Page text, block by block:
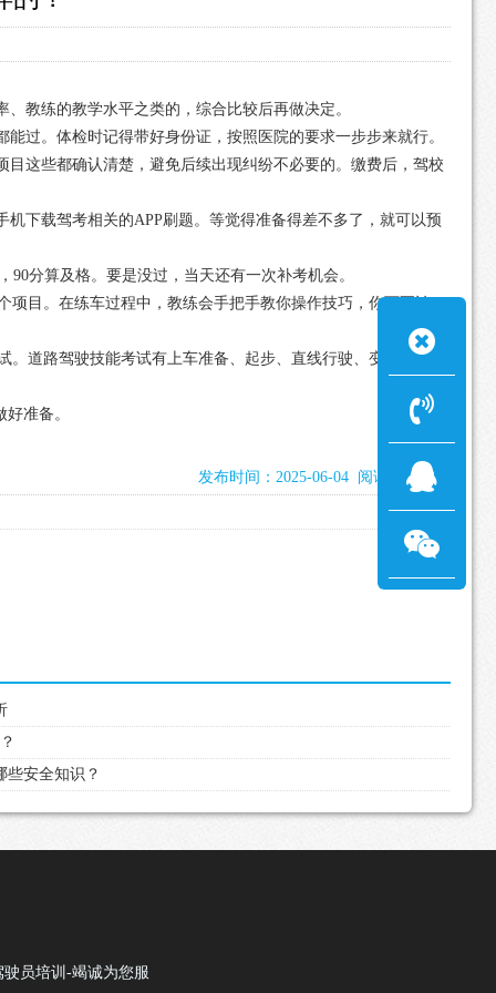
教练的教学水平之类的，综合比较后再做决定。
过。体检时记得带好身份证，按照医院的要求一步步来就行。
这些都确认清楚，避免后续出现纠纷不必要的。缴费后，驾校
下载驾考相关的APP刷题。等觉得准备得差不多了，就可以预
分算及格。要是没过，当天还有一次补考机会。
目。在练车过程中，教练会手把手教你操作技巧，你可要认
道路驾驶技能考试有上车准备、起步、直线行驶、变更车
准备。
发布时间：2025-06-04 阅读：1250次
些安全知识？
员培训-竭诚为您服